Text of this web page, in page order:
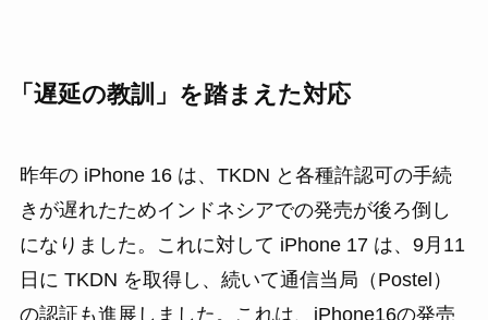
「遅延の教訓」を踏まえた対応
昨年の iPhone 16 は、TKDN と各種許認可の手続
きが遅れたためインドネシアでの発売が後ろ倒し
になりました。これに対して iPhone 17 は、9月11
日に TKDN を取得し、続いて通信当局（Postel）
の認証も進展しました。これは、iPhone16の発売